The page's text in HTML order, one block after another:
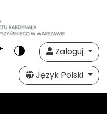
Zaloguj
Język Polski